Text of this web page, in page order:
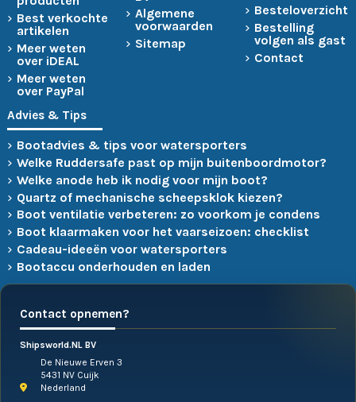
Best verkochte
artikelen
Meer weten
over iDEAL
Meer weten
over PayPal
Algemene
voorwaarden
Sitemap
Besteloverzicht
Bestelling
volgen als gast
Contact
Advies & Tips
Bootadvies & tips voor watersporters
Welke Ruddersafe past op mijn buitenboordmotor?
Welke anode heb ik nodig voor mijn boot?
Quartz of mechanische scheepsklok kiezen?
Boot ventilatie verbeteren: zo voorkom je condens
Boot klaarmaken voor het vaarseizoen: checklist
Cadeau-ideeën voor watersporters
Bootaccu onderhouden en laden
Contact opnemen?
Shipsworld.NL BV
De Nieuwe Erven 3
5431 NV Cuijk
Nederland